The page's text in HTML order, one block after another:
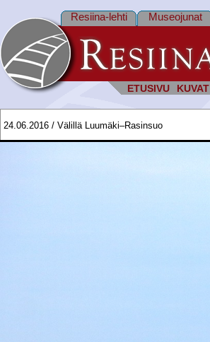
ETUSIVU KUVAT
Resiina-lehti Museojunat
24.06.2016 / Välillä Luumäki–Rasinsuo